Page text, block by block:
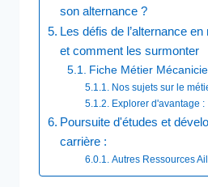
son alternance ?
Les défis de l’alternance
et comment les surmonter
Fiche Métier
Nos sujets sur le
Explorer d'avantage :
Poursuite d'études et
carrière : ​
Autres Ressources